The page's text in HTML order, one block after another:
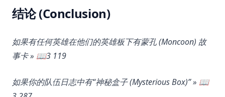
结论 (Conclusion)
如果有任何英雄在他们的英雄板下有蒙孔 (Moncoon) 故
事卡 » 📖3 119
如果你的队伍日志中有“神秘盒子 (Mysterious Box)” » 📖